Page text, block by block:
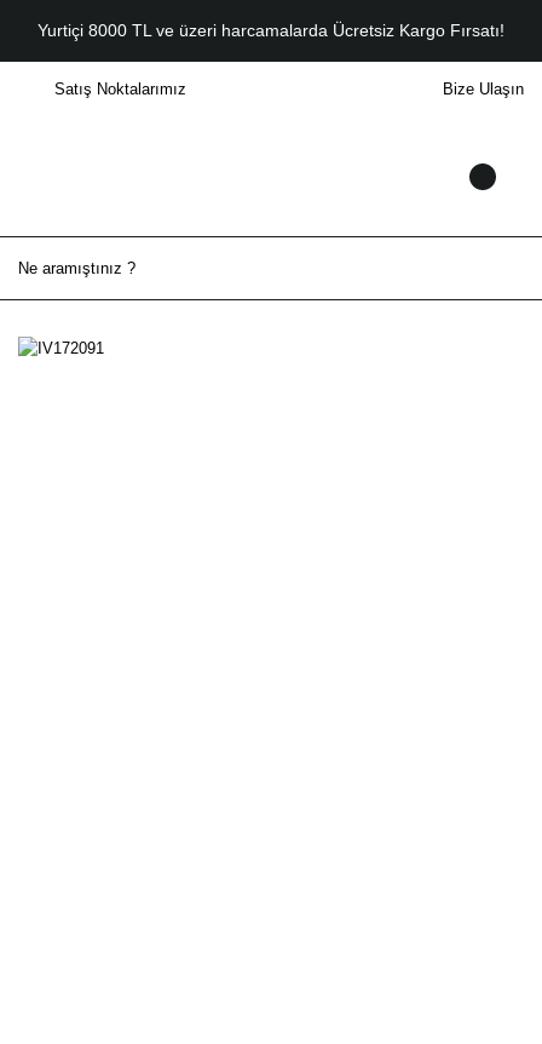
Yurtiçi 8000 TL ve üzeri harcamalarda Ücretsiz Kargo Fırsatı!
Satış Noktalarımız Bize Ulaşın